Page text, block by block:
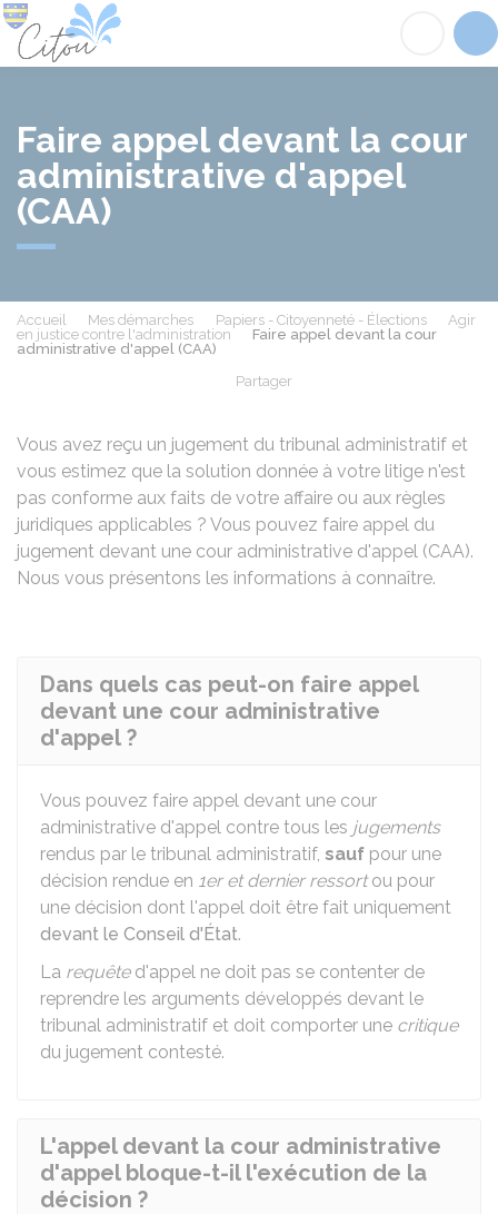
Faire appel devant la cour
administrative d'appel
(CAA)
Accueil Mes démarches Papiers - Citoyenneté - Élections
Agir
en justice contre l'administration
Faire appel devant la cour
administrative d'appel (CAA)
Partager
Vous avez reçu un jugement du tribunal administratif et
vous estimez que la solution donnée à votre litige n'est
pas conforme aux faits de votre affaire ou aux règles
juridiques applicables ? Vous pouvez faire appel du
jugement devant une cour administrative d'appel (CAA).
Nous vous présentons les informations à connaître.
Dans quels cas peut-on faire appel
devant une cour administrative
d'appel ?
Vous pouvez faire appel devant une cour
administrative d'appel contre tous les jugements
rendus par le tribunal administratif, sauf pour une
décision rendue en 1er et dernier ressortou pour
une décision dont l'appel doit être fait uniquement
devant le Conseil d'État.
La requêted'appel ne doit pas se contenter de
reprendre les arguments développés devant le
tribunal administratif et doit comporter une critique
du jugement contesté.
L'appel devant la cour administrative
d'appel bloque-t-il l'exécution de la
décision ?